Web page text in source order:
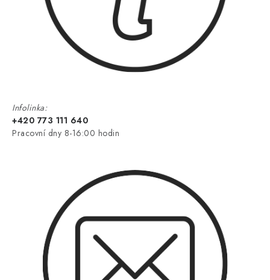
Infolinka:
+420 773 111 640
Pracovní dny 8-16:00 hodin